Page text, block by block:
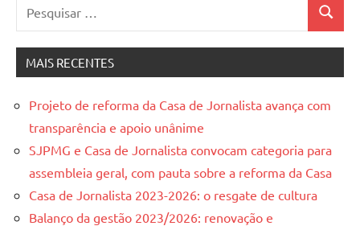
MAIS RECENTES
Projeto de reforma da Casa de Jornalista avança com
transparência e apoio unânime
SJPMG e Casa de Jornalista convocam categoria para
assembleia geral, com pauta sobre a reforma da Casa
Casa de Jornalista 2023-2026: o resgate de cultura
Balanço da gestão 2023/2026: renovação e